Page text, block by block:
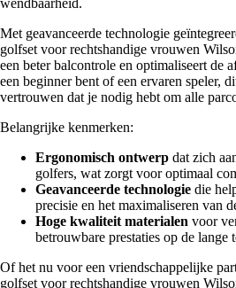
Met geavanceerde technologie
golfset voor rechtshandige vrouwen
een beter balcontrole en optimaliseert de
een beginner bent of een ervaren speler,
vertrouwen dat je nodig hebt om alle
Belangrijke kenmerken:
Ergonomisch ontwerp dat zich
golfers, wat zorgt voor optimaal
Geavanceerde technologie die
precisie en het maximaliseren van
Hoge kwaliteit materialen voor
betrouwbare prestaties op de lange
Of het nu voor een vriendschappelijke
golfset voor rechtshandige vrouwen